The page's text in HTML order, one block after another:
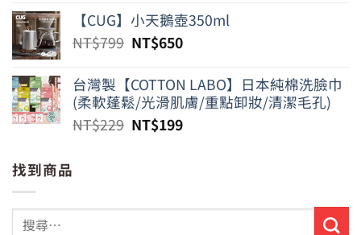
【CUG】小天鵝壺350ml
NT$799 原
價
格：
NT$799。
NT$650目
價
格：
NT$650。
台灣製【COTTON LABO】日本純棉洗臉巾
(柔軟蓬鬆/光滑肌膚/重點卸妝/清潔毛孔)
NT$229 原
NT$199目
找到商品